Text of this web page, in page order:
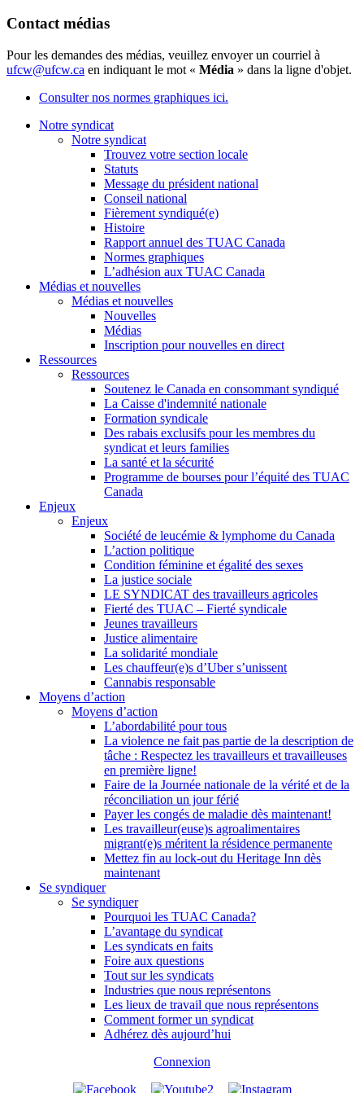
Contact médias
Pour les demandes des médias, veuillez envoyer un courriel à
ufcw@ufcw.ca en indiquant le mot « Média » dans la ligne d'objet.
Consulter nos normes graphiques ici.
Notre syndicat
Notre syndicat
Trouvez votre section locale
Statuts
Message du président national
Conseil national
Fièrement syndiqué(e)
Histoire
Rapport annuel des TUAC Canada
Normes graphiques
L’adhésion aux TUAC Canada
Médias et nouvelles
Médias et nouvelles
Nouvelles
Médias
Inscription pour nouvelles en direct
Ressources
Ressources
Soutenez le Canada en consommant syndiqué
La Caisse d'indemnité nationale
Formation syndicale
Des rabais exclusifs pour les membres du
syndicat et leurs families
La santé et la sécurité
Programme de bourses pour l’équité des TUAC
Canada
Enjeux
Enjeux
Société de leucémie & lymphome du Canada
L’action politique
Condition féminine et égalité des sexes
La justice sociale
LE SYNDICAT des travailleurs agricoles
Fierté des TUAC – Fierté syndicale
Jeunes travailleurs
Justice alimentaire
La solidarité mondiale
Les chauffeur(e)s d’Uber s’unissent
Cannabis responsable
Moyens d’action
Moyens d’action
L’abordabilité pour tous
La violence ne fait pas partie de la description de
tâche : Respectez les travailleurs et travailleuses
en première ligne!
Faire de la Journée nationale de la vérité et de la
réconciliation un jour férié
Payer les congés de maladie dès maintenant!
Les travailleur(euse)s agroalimentaires
migrant(e)s méritent la résidence permanente
Mettez fin au lock-out du Heritage Inn dès
maintenant
Se syndiquer
Se syndiquer
Pourquoi les TUAC Canada?
L’avantage du syndicat
Les syndicats en faits
Foire aux questions
Tout sur les syndicats
Industries que nous représentons
Les lieux de travail que nous représentons
Comment former un syndicat
Adhérez dès aujourd’hui
Connexion